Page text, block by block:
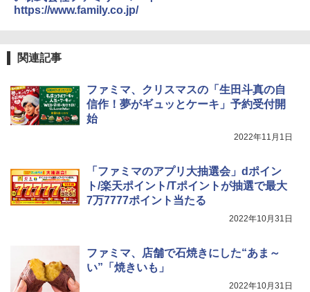
https://www.family.co.jp/
関連記事
ファミマ、クリスマスの「生田斗真の自
信作！夢がギュッとケーキ」予約受付開
始
2022年11月1日
「ファミマのアプリ大抽選会」dポイン
ト/楽天ポイント/Tポイントが抽選で最大
7万7777ポイント当たる
2022年10月31日
ファミマ、店舗で石焼きにした“あま～
い”「焼きいも」
2022年10月31日